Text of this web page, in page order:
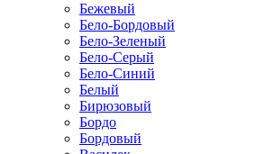
Бежевый
Бело-Бордовый
Бело-Зеленый
Бело-Серый
Бело-Синий
Белый
Бирюзовый
Бордо
Бордовый